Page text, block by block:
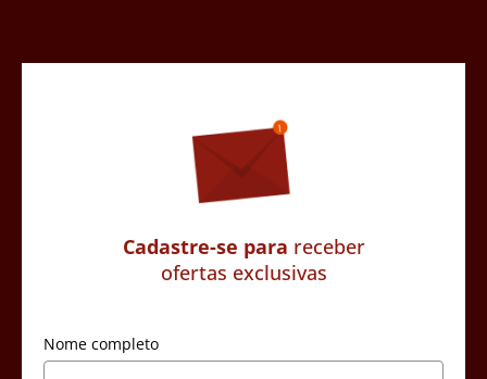
Cadastre-se para receber
ofertas exclusivas
Nome completo